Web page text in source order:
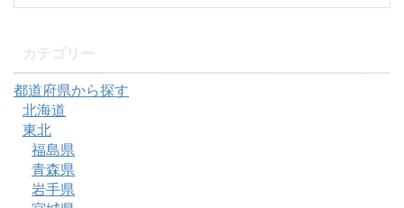
都道府県から探す
北海道
東北
福島県
青森県
岩手県